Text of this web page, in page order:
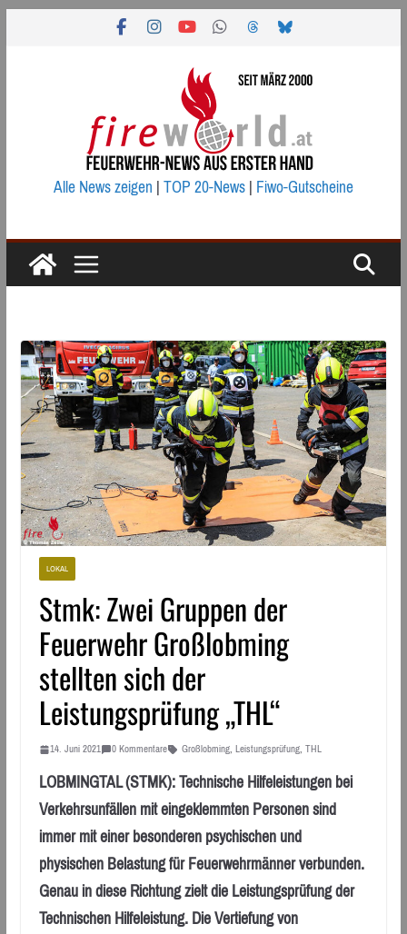
Alle News zeigen|TOP 20-News|Fiwo-Gutscheine
LOKAL
Stmk: Zwei Gruppen der
Feuerwehr Großlobming
stellten sich der
Leistungsprüfung „THL“
14. Juni 2021 0 Kommentare Großlobming, Leistungsprüfung, THL
LOBMINGTAL (STMK): Technische Hilfeleistungen bei
Verkehrsunfällen mit eingeklemmten Personen sind
immer mit einer besonderen psychischen und
physischen Belastung für Feuerwehrmänner verbunden.
Genau in diese Richtung zielt die Leistungsprüfung der
Technischen Hilfeleistung. Die Vertiefung von